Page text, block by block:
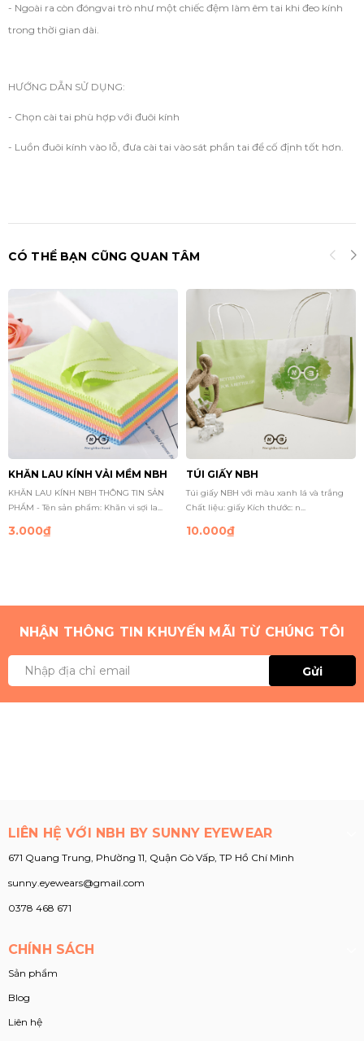
- Ngoài ra còn đóngvai trò như một chiếc đệm làm êm tai khi đeo kính
trong thời gian dài.
HƯỚNG DẪN SỬ DỤNG:
- Chọn cài tai phù hợp với đuôi kính
- Luồn đuôi kính vào lỗ, đưa cài tai vào sát phần tai để cố định tốt hơn.
CÓ THỂ BẠN CŨNG QUAN TÂM
KHĂN LAU KÍNH VẢI MỀM NBH
KHĂN LAU KÍNH NBH THÔNG TIN SẢN
PHẨM - Tên sản phẩm: Khăn vi sợi la...
3.000₫
TÚI GIẤY NBH
Túi giấy NBH với màu xanh lá và trắng
Chất liệu: giấy Kích thước: n...
10.000₫
NHẬN THÔNG TIN KHUYẾN MÃI TỪ CHÚNG TÔI
Gửi
LIÊN HỆ VỚI NBH BY SUNNY EYEWEAR
671 Quang Trung, Phường 11, Quận Gò Vấp, TP Hồ Chí Mình
sunny.eyewears@gmail.com
0378 468 671
CHÍNH SÁCH
Sản phẩm
Blog
Liên hệ